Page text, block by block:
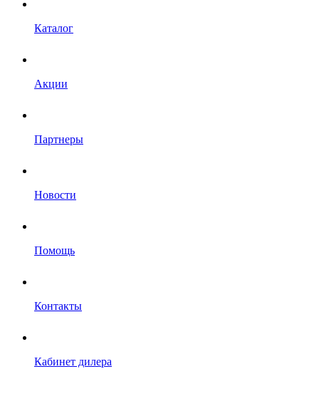
Каталог
Акции
Партнеры
Новости
Помощь
Контакты
Кабинет дилера